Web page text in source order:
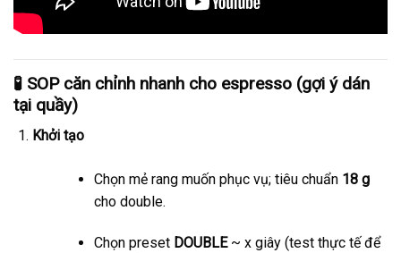
🧪 SOP căn chỉnh nhanh cho espresso (gợi ý dán
tại quầy)
Khởi tạo
Chọn mẻ rang muốn phục vụ; tiêu chuẩn 18 g
cho double.
Chọn preset DOUBLE~ x giây (test thực tế để